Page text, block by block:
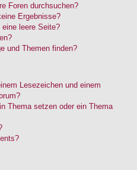
Foren durchsuchen?
Ergebnisse?
leere Seite?
und Themen finden?
Lesezeichen und einem
Thema setzen oder ein Thema